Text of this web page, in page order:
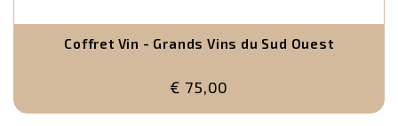
Coffret Vin - Grands Vins du Sud Ouest
€ 75,00